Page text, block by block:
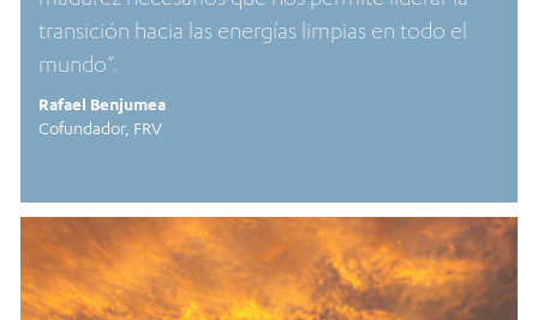
transición hacia las energías limpias en todo el
mundo”.
Rafael Benjumea
Cofundador, FRV